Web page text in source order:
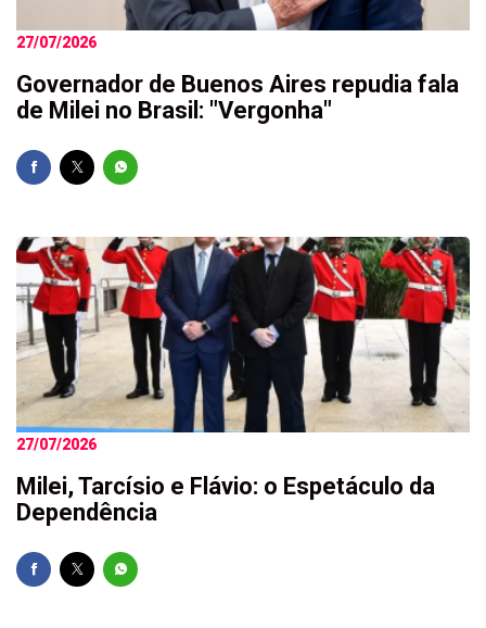
27/07/2026
Governador de Buenos Aires repudia fala
de Milei no Brasil: "Vergonha"
27/07/2026
Milei, Tarcísio e Flávio: o Espetáculo da
Dependência